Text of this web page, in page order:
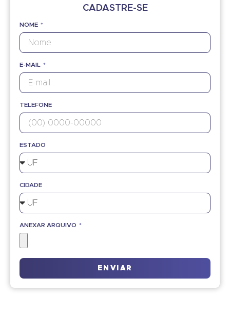
CADASTRE-SE
NOME
E-MAIL
TELEFONE
ESTADO
CIDADE
ANEXAR ARQUIVO
ENVIAR